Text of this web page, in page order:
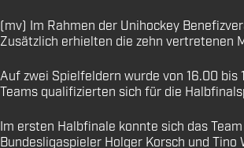
(mv) Im Rahmen der Unihockey
Zusätzlich erhielten die zehn vertretenen
Auf zwei Spielfeldern wurde von 16.00
Teams qualifizierten sich für die
Im ersten Halbfinale konnte sich das
Bundesligaspieler Holger Korsch und